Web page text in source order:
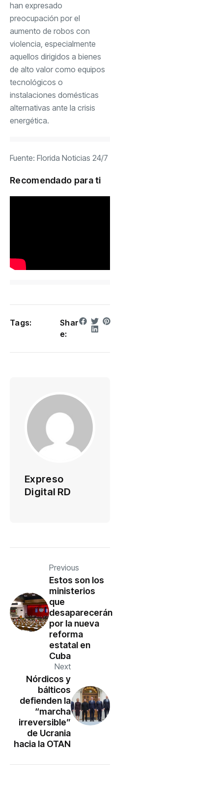
han expresado
preocupación por el
aumento de robos con
violencia, especialmente
aquellos dirigidos a bienes
de alto valor como equipos
tecnológicos o
instalaciones domésticas
alternativas ante la crisis
energética.
Fuente: Florida Noticias 24/7
Recomendado para ti
Tags:
Shar
e:
Expreso
Digital RD
Previous
Estos son los
ministerios
que
desaparecerán
por la nueva
reforma
estatal en
Cuba
Next
Nórdicos y
bálticos
defienden la
“marcha
irreversible”
de Ucrania
hacia la OTAN